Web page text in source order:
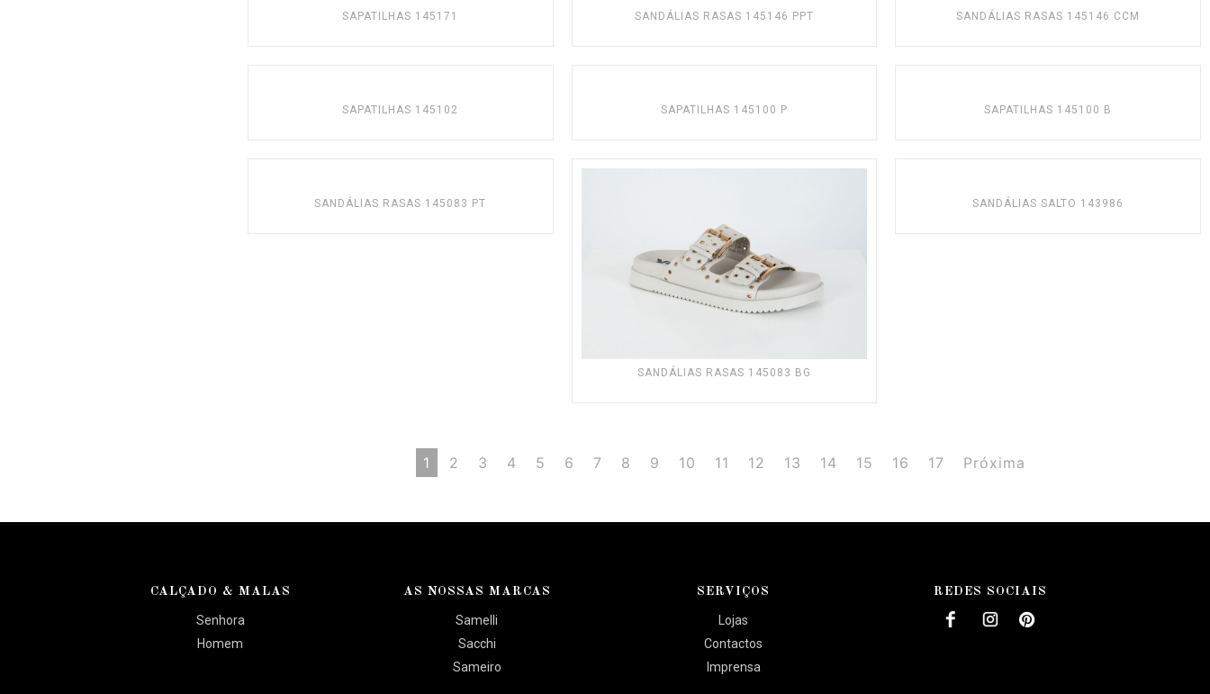
SAPATILHAS 145171 SANDÁLIAS RASAS 145146 PPT SANDÁLIAS RASAS 145146 CCM
SAPATILHAS 145102 SAPATILHAS 145100 P SAPATILHAS 145100 B
SANDÁLIAS RASAS 145083 PT
SANDÁLIAS RASAS 145083 BG
SANDÁLIAS SALTO 143986
1 2 3 4 5 6 7 8 9 10 11 12 13 14 15 16 17 Próxima
CALÇADO & MALAS
Senhora
Homem
AS NOSSAS MARCAS
Samelli
Sacchi
Sameiro
SERVIÇOS
Lojas
Contactos
Imprensa
REDES SOCIAIS